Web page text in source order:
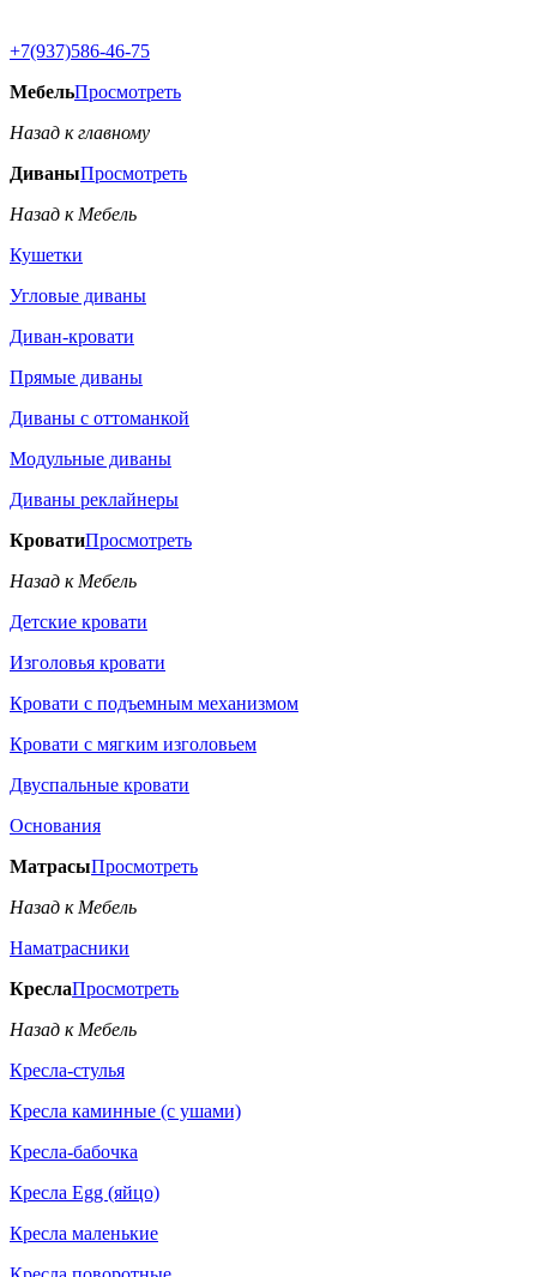
+7(937)586-46-75
МебельПросмотреть
Назад к главному
ДиваныПросмотреть
Назад к Мебель
Кушетки
Угловые диваны
Диван-кровати
Прямые диваны
Диваны с оттоманкой
Модульные диваны
Диваны реклайнеры
КроватиПросмотреть
Назад к Мебель
Детские кровати
Изголовья кровати
Кровати с подъемным механизмом
Кровати с мягким изголовьем
Двуспальные кровати
Основания
МатрасыПросмотреть
Назад к Мебель
Наматрасники
КреслаПросмотреть
Назад к Мебель
Кресла-стулья
Кресла каминные (с ушами)
Кресла-бабочка
Кресла Egg (яйцо)
Кресла маленькие